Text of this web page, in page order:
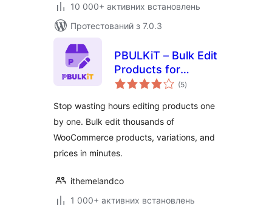
10 000+ активних встановлень
Протестований з 7.0.3
PBULKiT – Bulk Edit
Products for
WooCommerce
(5загальний
рейтинг
)
Stop wasting hours editing products one
by one. Bulk edit thousands of
WooCommerce products, variations, and
prices in minutes.
ithemelandco
1 000+ активних встановлень